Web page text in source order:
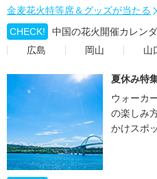
金麦花火特等席＆グッズが当たる
CHECK!
中国の花火開催カレン
広島
岡山 山
夏休み特
ウォーカ
の楽しみ
かけスポ